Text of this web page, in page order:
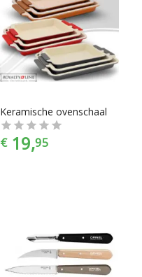
Keramische ovenschaal
€ 19,95